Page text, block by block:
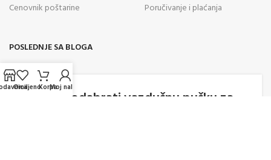
Cenovnik poštarine
Poručivanje i plaćanja
POSLEDNJE SA BLOGA
05
AVG
Kako odabrati vazdušnu pušku za
OmiljenoKorpaMoj nalog